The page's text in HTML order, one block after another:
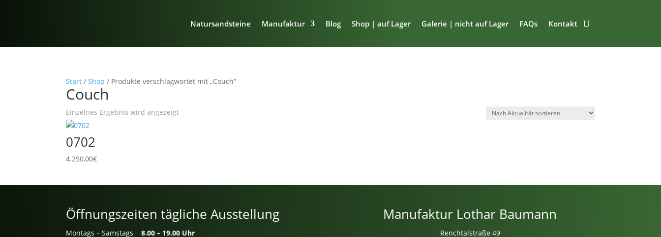
Natursandsteine Manufaktur Blog Shop | auf Lager Galerie | nicht auf Lager FAQs Kontakt
Start /Shop / Produkte verschlagwortet mit „Couch“
Couch
Einzelnes Ergebnis wird angezeigt
0702
4.250,00€
Öffnungszeiten tägliche Ausstellung
Montags – Samstags8.00 – 19.00 Uhr
Manufaktur Lothar Baumann
Renchtalstraße 49